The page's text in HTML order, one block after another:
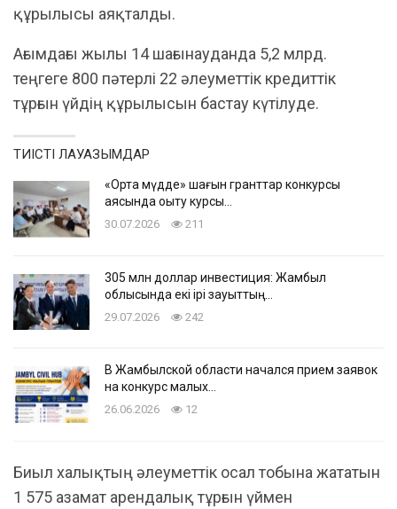
құрылысы аяқталды.
Ағымдағы жылы 14 шағынауданда 5,2 млрд.
теңгеге 800 пәтерлі 22 әлеуметтік кредиттік
тұрғын үйдің құрылысын бастау күтілуде.
ТИІСТІ ЛАУАЗЫМДАР
«Ортақ мүдде» шағын гранттар конкурсы
аясында оқыту курсы…
30.07.2026 211
305 млн доллар инвестиция: Жамбыл
облысында екі ірі зауыттың…
29.07.2026 242
В Жамбылской области начался прием заявок
на конкурс малых…
26.06.2026 12
Биыл халықтың әлеуметтік осал тобына жататын
1 575 азамат арендалық тұрғын үймен